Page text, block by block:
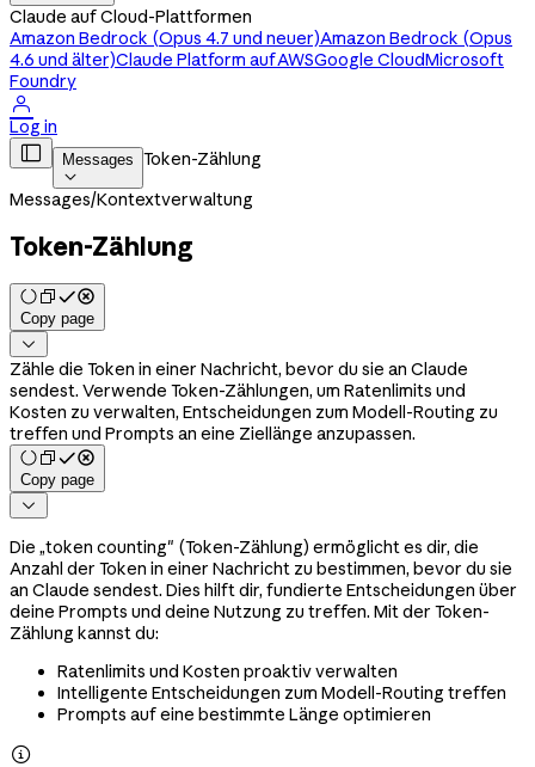
Claude auf Cloud-Plattformen
Amazon Bedrock (Opus 4.7 und neuer)Amazon Bedrock (Opus
4.6 und älter)Claude Platform auf AWSGoogle CloudMicrosoft
Foundry

Log in
 Messages

Token-Zählung
Messages/Kontextverwaltung
Token-Zählung
Copy page

Zähle die Token in einer Nachricht, bevor du sie an Claude
sendest. Verwende Token-Zählungen, um Ratenlimits und
Kosten zu verwalten, Entscheidungen zum Modell-Routing zu
treffen und Prompts an eine Ziellänge anzupassen.
Copy page

Die „token counting" (Token-Zählung) ermöglicht es dir, die
Anzahl der Token in einer Nachricht zu bestimmen, bevor du sie
an Claude sendest. Dies hilft dir, fundierte Entscheidungen über
deine Prompts und deine Nutzung zu treffen. Mit der Token-
Zählung kannst du:
Ratenlimits und Kosten proaktiv verwalten
Intelligente Entscheidungen zum Modell-Routing treffen
Prompts auf eine bestimmte Länge optimieren
